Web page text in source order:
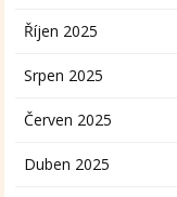
Říjen 2025
Srpen 2025
Červen 2025
Duben 2025